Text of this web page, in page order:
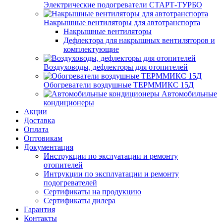
Электрические подогреватели СТАРТ-ТУРБО
Накрышные вентиляторы для автотранспорта
Накрышные вентиляторы
Дефлектора для накрышных вентиляторов и
комплектующие
Воздуховоды, дефлекторы для отопителей
Обогреватели воздушные ТЕРММИКС 15Д
Автомобильные
кондиционеры
Акции
Доставка
Оплата
Оптовикам
Документация
Инструкции по экслуатации и ремонту
отопителей
Интрукции по эксплуатации и ремонту
подогревателей
Сертификаты на продукцию
Сертификаты дилера
Гарантия
Контакты